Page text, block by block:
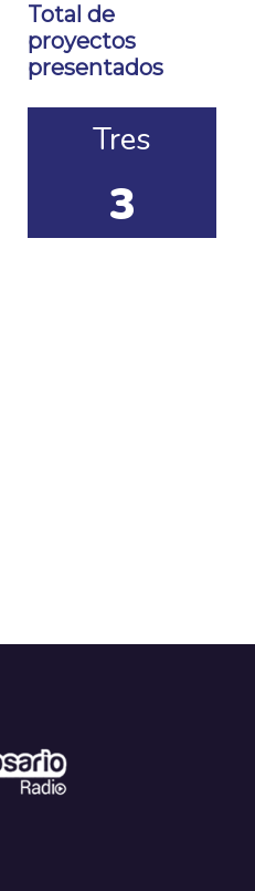
Total de
proyectos
presentados
Tres
3